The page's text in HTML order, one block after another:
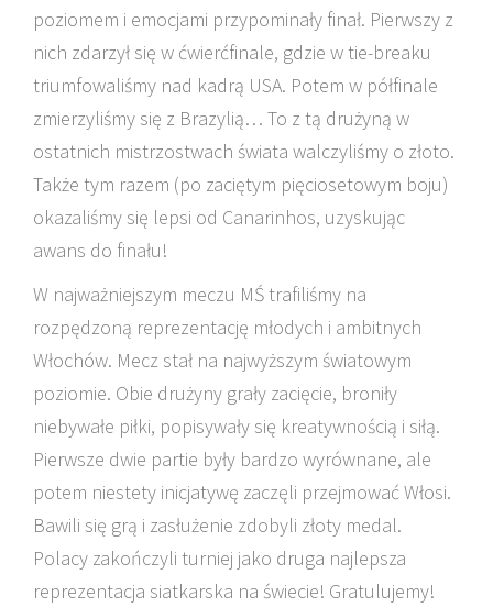
poziomem i emocjami przypominały finał. Pierwszy z
nich zdarzył się w ćwierćfinale, gdzie w tie-breaku
triumfowaliśmy nad kadrą USA. Potem w półfinale
zmierzyliśmy się z Brazylią… To z tą drużyną w
ostatnich mistrzostwach świata walczyliśmy o złoto.
Także tym razem (po zaciętym pięciosetowym boju)
okazaliśmy się lepsi od Canarinhos, uzyskując
awans do finału!
W najważniejszym meczu MŚ trafiliśmy na
rozpędzoną reprezentację młodych i ambitnych
Włochów. Mecz stał na najwyższym światowym
poziomie. Obie drużyny grały zacięcie, broniły
niebywałe piłki, popisywały się kreatywnością i siłą.
Pierwsze dwie partie były bardzo wyrównane, ale
potem niestety inicjatywę zaczęli przejmować Włosi.
Bawili się grą i zasłużenie zdobyli złoty medal.
Polacy zakończyli turniej jako druga najlepsza
reprezentacja siatkarska na świecie! Gratulujemy!